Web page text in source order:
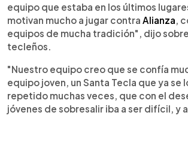
equipo que estaba en los últimos
motivan mucho a jugar contra Alianza ,
equipos de mucha tradición", dijo
tecleños.
"Nuestro equipo creo que se confía
equipo joven, un Santa Tecla que ya se
repetido muchas veces, que con el
jóvenes de sobresalir iba a ser difícil, y